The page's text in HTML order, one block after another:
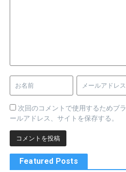
次回のコメントで使用するためブ
ールアドレス、サイトを保存する。
Featured Posts